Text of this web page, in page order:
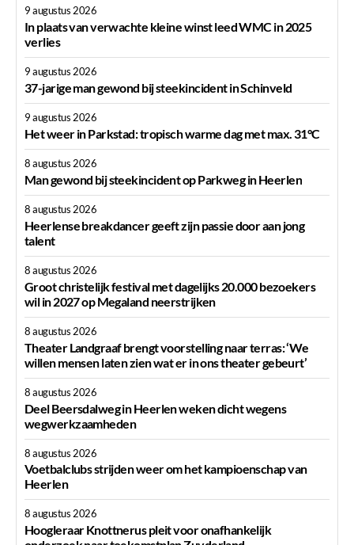
9 augustus 2026
In plaats van verwachte kleine winst leed WMC in 2025
verlies
9 augustus 2026
37-jarige man gewond bij steekincident in Schinveld
9 augustus 2026
Het weer in Parkstad: tropisch warme dag met max. 31°C
8 augustus 2026
Man gewond bij steekincident op Parkweg in Heerlen
8 augustus 2026
Heerlense breakdancer geeft zijn passie door aan jong
talent
8 augustus 2026
Groot christelijk festival met dagelijks 20.000 bezoekers
wil in 2027 op Megaland neerstrijken
8 augustus 2026
Theater Landgraaf brengt voorstelling naar terras: ‘We
willen mensen laten zien wat er in ons theater gebeurt’
8 augustus 2026
Deel Beersdalweg in Heerlen weken dicht wegens
wegwerkzaamheden
8 augustus 2026
Voetbalclubs strijden weer om het kampioenschap van
Heerlen
8 augustus 2026
Hoogleraar Knottnerus pleit voor onafhankelijk